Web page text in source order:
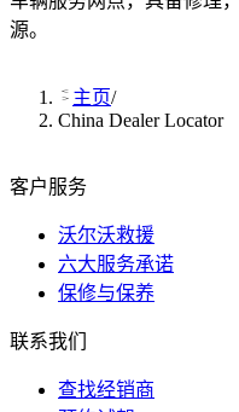
源。
主页/
China Dealer Locator